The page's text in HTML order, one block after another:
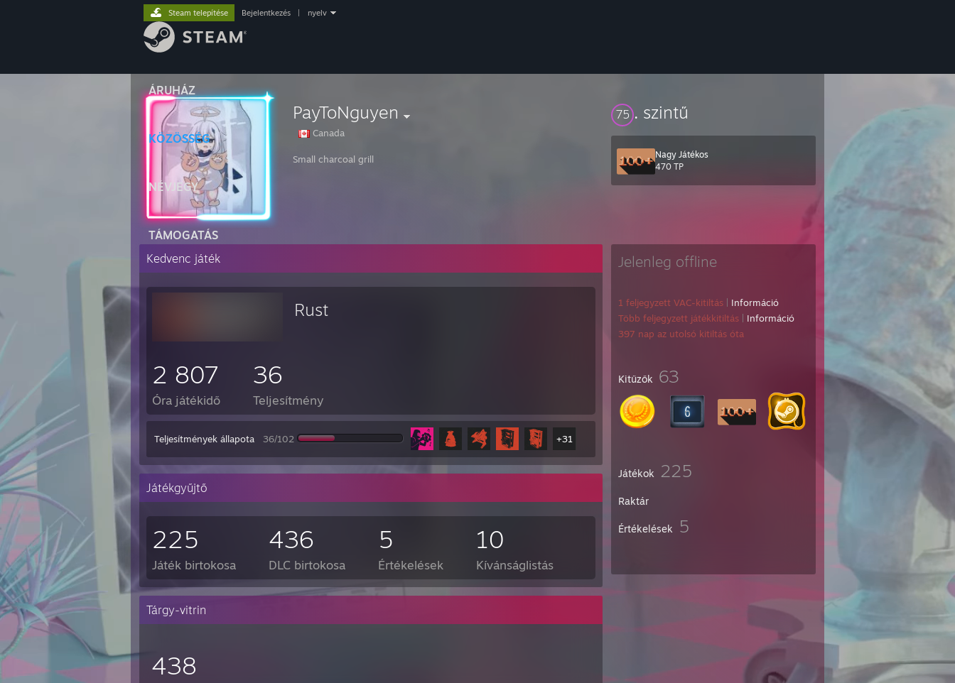
ÁRUHÁZ
KÖZÖSSÉG
NÉVJEGY
TÁMOGATÁS
Steam telepítése Bejelentkezés nyelv
PayToNguyen
Canada
Small charcoal grill
75 . szintű
Nagy Játékos
470 TP
Jelenleg offline
1 feljegyzett VAC-kitiltás
Információ
Több feljegyzett játékkitiltás
Információ
397 nap az utolsó kitiltás óta
Kitűzők 63
Játékok 225
Raktár
Értékelések 5
Kedvenc játék
Rust
2 807
Óra játékidő
36
Teljesítmény
Teljesítmények állapota 36/102 +31
Játékgyűjtő
225
Játék birtokosa
436
DLC birtokosa
5
Értékelések
10
Kívánságlistás
Tárgy-vitrin
438